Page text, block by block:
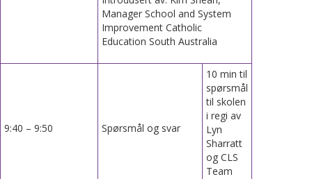
Manager School and System
Improvement Catholic
Education South Australia
9:40 – 9:50 Spørsmål og svar
10 min til
spørsmål
til skolen
i regi av
Lyn
Sharratt
og CLS
Team